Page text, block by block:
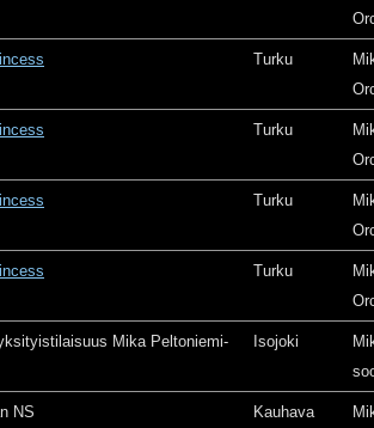
Turku
Turku
Turku
Turku
Mika Peltoniemi-
Isojoki
NS Kauhava